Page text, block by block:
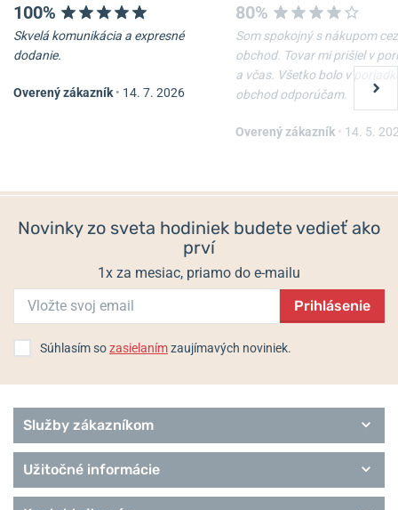
info@bocciatitanium.de
Populárne modelové rady Boccia Titanium
Classic
Style
Trend
Boccia Titanium 3324-01 Boccia Titanium 3370-01
100%
Skvelá komunikácia a expresné
dodanie.
Overený zákazník • 14. 7. 2026
80%
Som spokojný s nákupom cez
obchod. Tovar mi prišiel v
a včas. Všetko bolo v
obchod odporúčam.
Overený zákazník • 14. 5.
Novinky zo sveta hodiniek budete vedieť ako
prví
1x za mesiac, priamo do e-mailu
Prihlásenie
Súhlasím sozasielanímzaujímavých noviniek.
Služby zákazníkom
Užitočné informácie